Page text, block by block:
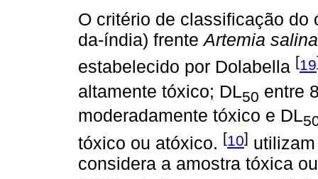
O critério de classificação do
da-índia) frente Artemia salina
estabelecido por Dolabella [19
altamente tóxico; DL50 entre
moderadamente tóxico e DL
tóxico ou atóxico. [10]
considera a amostra tóxica